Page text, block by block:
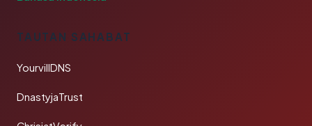
TAUTAN SAHABAT
YourvillDNS
DnastyjaTrust